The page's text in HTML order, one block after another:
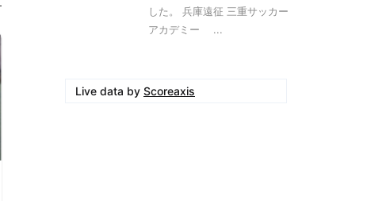
した。 兵庫遠征 三重サッカー
アカデミー ...
Live data by Scoreaxis